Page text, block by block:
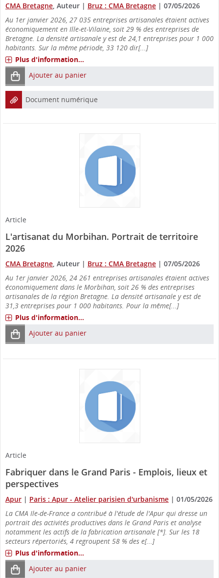
CMA Bretagne , Auteur | Bruz : CMA Bretagne | 07/05/2026
Au 1er janvier 2026, 27 035 entreprises artisanales étaient actives
économiquement en Ille-et-Vilaine, soit 29 % des entreprises de
Bretagne. La densité artisanale y est de 24,1 entreprises pour 1 000
habitants. Sur la même période, 33 120 dir[...]
Plus d'information...
Ajouter au panier
Document numérique
Article
L'artisanat du Morbihan. Portrait de territoire
2026
CMA Bretagne , Auteur | Bruz : CMA Bretagne | 07/05/2026
Au 1er janvier 2026, 24 261 entreprises artisanales étaient actives
économiquement dans le Morbihan, soit 26 % des entreprises
artisanales de la région Bretagne. La densité artisanale y est de
31,3 entreprises pour 1 000 habitants. Pour la même[...]
Plus d'information...
Ajouter au panier
Article
Fabriquer dans le Grand Paris - Emplois, lieux et
perspectives
Apur | Paris : Apur - Atelier parisien d'urbanisme | 01/05/2026
La CMA Ile-de-France a contribué à l'étude de l'Apur qui dresse un
portrait des activités productives dans le Grand Paris et analyse
notamment les actifs de la fabrication artisanale [*]. Sur les 18
secteurs répertoriés, 4 regroupent 58 % des e[...]
Plus d'information...
Ajouter au panier